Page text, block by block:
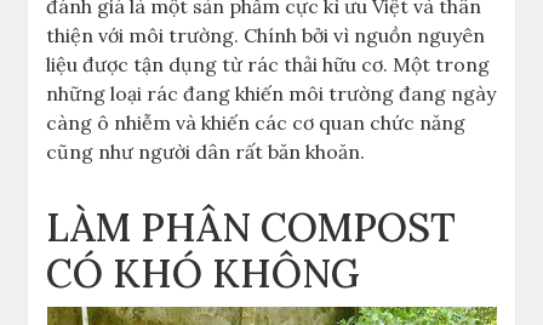
đánh giá là một sản phẩm cực kì ưu Việt và thân
thiện với môi trường. Chính bởi vì nguồn nguyên
liệu được tận dụng từ rác thải hữu cơ. Một trong
những loại rác đang khiến môi trường đang ngày
càng ô nhiễm và khiến các cơ quan chức năng
cũng như người dân rất băn khoăn.
LÀM PHÂN COMPOST
CÓ KHÓ KHÔNG